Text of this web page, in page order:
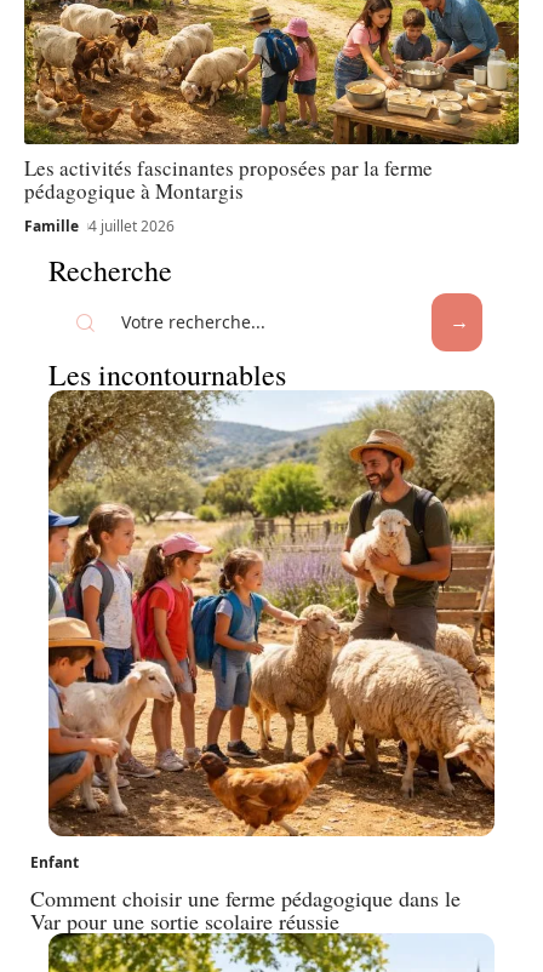
Les activités fascinantes proposées par la ferme
pédagogique à Montargis
Famille 4 juillet 2026
Recherche
Les incontournables
Enfant
Comment choisir une ferme pédagogique dans le
Var pour une sortie scolaire réussie